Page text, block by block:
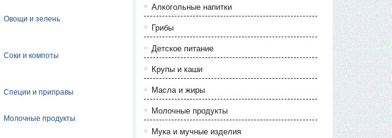
Овощи и зелень
Соки и компоты
Специи и приправы
Молочные продукты
Алкогольные напитки
Грибы
Детское питание
Крупы и каши
Масла и жиры
Молочные продукты
Мука и мучные изделия